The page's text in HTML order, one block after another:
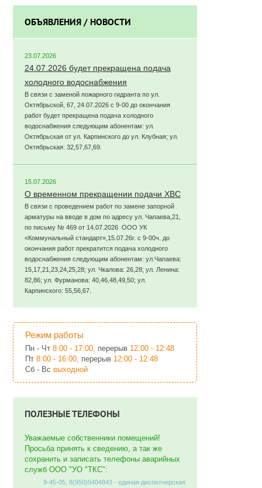
ОБЪЯВЛЕНИЯ / НОВОСТИ
23.07.2026
24.07.2026 будет прекращена подача
холодного водоснабжения
В связи с заменой пожарного гидранта по ул.
Октябрьской, 67, 24.07.2026 с 9-00 до окончания
работ будет прекращена подача холодного
водоснабжения следующим абонентам: ул.
Октябрьская от ул. Карпинского до ул. Клубная; ул.
Октябрьская: 32,57,67,69.
15.07.2026
О временном прекращении подачи ХВС
В связи с проведением работ по замене запорной
арматуры на вводе в дом по адресу ул. Чапаева,21,
по письму № 469 от 14.07.2026 ООО УК
«Коммунальный стандарт»,15.07.26г. с 9-00ч. до
окончания работ прекратится подача холодного
водоснабжения следующим абонентам: ул.Чапаева:
15,17,21,23,24,25,28; ул. Чкалова: 26,28; ул. Ленина:
82,86; ул. Фурманова: 40,46,48,49,50; ул.
Карпинского: 55,56,67.
Режим работы
Пн - Чт 8:00 - 17:00, перерыв 12:00 - 12:48
Пт 8:00 - 16:00, перерыв 12:00 - 12:48
Сб - Вс выходной
ПОЛЕЗНЫЕ ТЕЛЕФОНЫ
Уважаемые собственники помещений!
Просьба принять к сведению, а так же
сохранить и записать телефоны аварийных
служб ООО "УО "ТКС":
9-45-05, 8(950)5404843 - единая диспетчерская